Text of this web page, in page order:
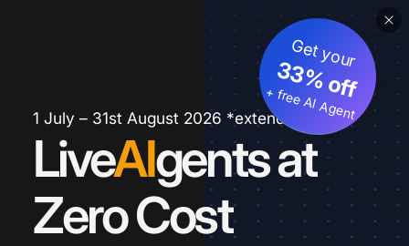
1 July – 31st August 2026 *extended
LiveAIgents at
Zero Cost
Get your
33% off
+ free AI Agent